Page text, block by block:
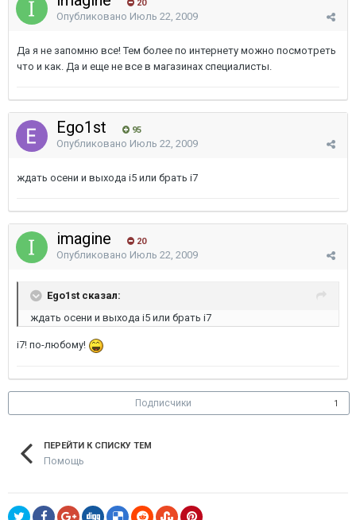
20
Опубликовано Июль 22, 2009
Да я не запомню все! Тем более по интернету можно посмотреть
что и как. Да и еще не все в магазинах специалисты.
Ego1st 95
Опубликовано Июль 22, 2009
ждать осени и выхода i5 или брать i7
imagine 20
Опубликовано Июль 22, 2009
Ego1st сказал:
ждать осени и выхода i5 или брать i7
i7! по-любому!
Подписчики 1
ПЕРЕЙТИ К СПИСКУ ТЕМ
Помощь